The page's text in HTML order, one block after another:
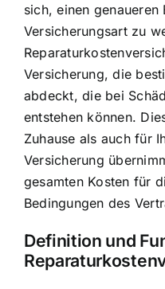
sich, einen
Versicherungsart zu
Versicherung, die
abdeckt, die bei
entstehen können.
Zuhause als auch für
Versicherung
gesamten Kosten für
Bedingungen des
Definition und